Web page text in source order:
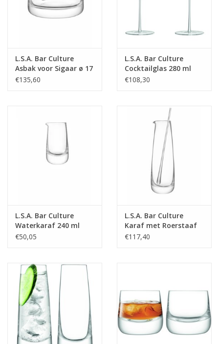
interieurarchitecten en internationaal vermaarde hotelketens die
L.S.A. International producten voor de wereld van gastvrijheid
selecteren. Voor iedere stijl een prachtig programma aan
64
L.S.A. Bar Culture
Asbak voor Sigaar ø 17
cm
€135,60
L.S.A. Bar Culture
Cocktailglas 280 ml
Set van 2 Stuks
€108,30
L.S.A. Bar Culture
Waterkaraf 240 ml
€50,05
L.S.A. Bar Culture
Karaf met Roerstaaf
1,25 liter
€117,40